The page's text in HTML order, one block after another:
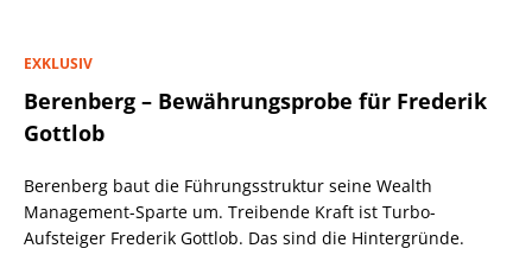
EXKLUSIV
Berenberg – Bewährungsprobe für Frederik
Gottlob
Berenberg baut die Führungsstruktur seine Wealth
Management-Sparte um. Treibende Kraft ist Turbo-
Aufsteiger Frederik Gottlob. Das sind die Hintergründe.